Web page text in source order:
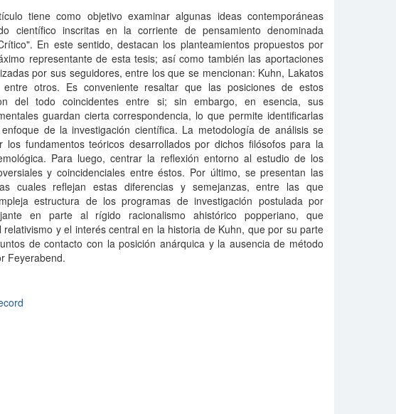
tiene como objetivo examinar algunas ideas contemporáneas
científico inscritas en la corriente de pensamiento denominada
En este sentido, destacan los planteamientos propuestos por
representante de esta tesis; así como también las aportaciones
por sus seguidores, entre los que se mencionan: Kuhn, Lakatos
entre otros. Es conveniente resaltar que las posiciones de estos
del todo coincidentes entre si; sin embargo, en esencia, sus
guardan cierta correspondencia, lo que permite identificarlas
de la investigación científica. La metodología de análisis se
los fundamentos teóricos desarrollados por dichos filósofos para la
Para luego, centrar la reflexión entorno al estudio de los
y coincidenciales entre éstos. Por último, se presentan las
cuales reflejan estas diferencias y semejanzas, entre las que
estructura de los programas de investigación postulada por
en parte al rígido racionalismo ahistórico popperiano, que
relativismo y el interés central en la historia de Kuhn, que por su parte
de contacto con la posición anárquica y la ausencia de método
Feyerabend.